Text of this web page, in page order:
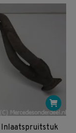
Inlaatspruitstuk